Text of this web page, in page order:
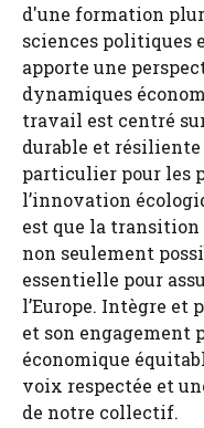
d'une formation
sciences politiques
apporte une
dynamiques
travail est centré
durable et
particulier pour les
l’innovation
est que la transition
non seulement
essentielle pour
l’Europe. Intègre et
et son engagement
économique
voix respectée et
de notre collectif.